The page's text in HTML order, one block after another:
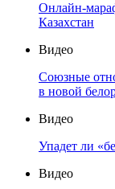
Онлайн-
Казахстан
Видео
Союзные
в новой
Видео
Упадет ли
Видео